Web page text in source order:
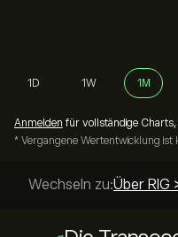
1D 1W 1M
Anmelden für vollständige
* Vergangene Wertentwicklung ist
Wechseln zu:Über RIG